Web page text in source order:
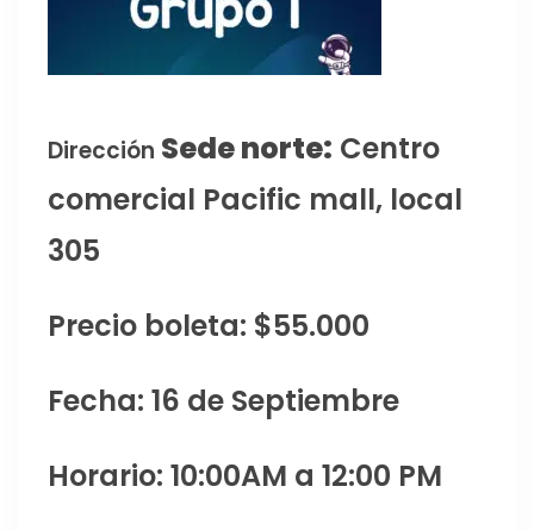
Dirección Sede norte: Centro
comercial Pacific mall, local
305
Precio boleta: $55.000
Fecha: 16 de Septiembre
Horario: 10:00AM a 12:00 PM